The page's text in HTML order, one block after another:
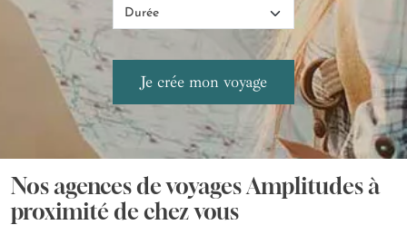
Nos agences de voyages Amplitudes à
proximité de chez vous